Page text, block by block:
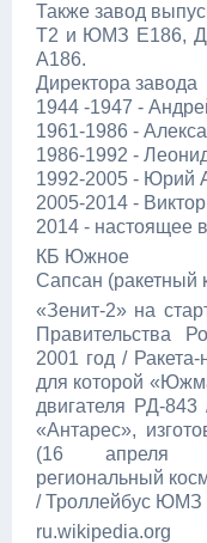
Также завод
Т2 и ЮМЗ Е186,
А186.
Директора завода
1944 -1947 -
1961-1986 -
1986-1992 -
1992-2005 - Юрий
2005-2014 -
2014 - настоящее
КБ Южное
Сапсан (ракетный
«Зенит-2» на
Правительства
2001 год /
для которой
двигателя РД-843
«Антарес»,
(16 апреля
региональный
/ Троллейбус ЮМЗ
ru.wikipedia.org